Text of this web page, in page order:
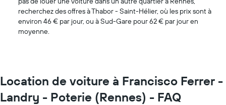
recherchez des offres à Thabor - Saint-Hélier, où les prix sont à
environ 46 € par jour, ou à Sud-Gare pour 62 € par jour en
moyenne.
Location de voiture à Francisco Ferrer -
Landry - Poterie (Rennes) - FAQ